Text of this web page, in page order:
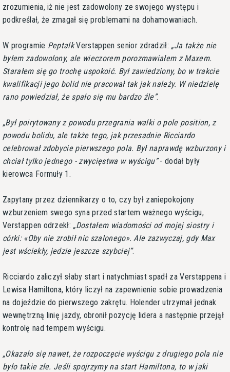
zrozumienia, iż nie jest zadowolony ze swojego występu i
podkreślał, że zmagał się problemami na dohamowaniach.
W programie PeptalkVerstappen senior zdradził:
Ja także nie
byłem zadowolony, ale wieczorem porozmawiałem z Maxem.
Starałem się go trochę uspokoić. Był zawiedziony, bo w trakcie
kwalifikacji jego bolid nie pracował tak jak należy. W niedzielę
rano powiedział, że spało się mu bardzo źle .
Był poirytowany z powodu przegrania walki o pole position, z
powodu bolidu, ale także tego, jak przesadnie Ricciardo
celebrował zdobycie pierwszego pola. Był naprawdę wzburzony i
chciał tylko jednego - zwycięstwa w wyścigu - dodał były
kierowca Formuły 1.
Zapytany przez dziennikarzy o to, czy był zaniepokojony
wzburzeniem swego syna przed startem ważnego wyścigu,
Verstappen odrzekł:
Dostałem wiadomości od mojej siostry i
córki: «Oby nie zrobił nic szalonego». Ale zazwyczaj, gdy Max
jest wściekły, jedzie jeszcze szybciej .
Ricciardo zaliczył słaby start i natychmiast spadł za Verstappena i
Lewisa Hamiltona, który liczył na zapewnienie sobie prowadzenia
na dojeździe do pierwszego zakrętu. Holender utrzymał jednak
wewnętrzną linię jazdy, obronił pozycję lidera a następnie przejął
kontrolę nad tempem wyścigu.
Okazało się nawet, że rozpoczęcie wyścigu z drugiego pola nie
było takie złe. Jeśli spojrzymy na start Hamiltona, to w jaki